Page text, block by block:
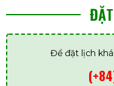
Để đặt lịch